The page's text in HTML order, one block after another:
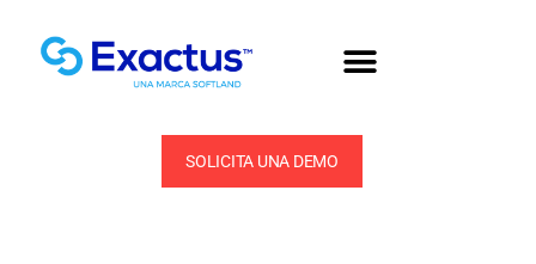
SOLICITA UNA DEMO